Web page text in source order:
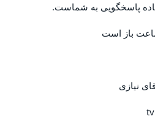
پاسخگویی به شماست.
نیازی